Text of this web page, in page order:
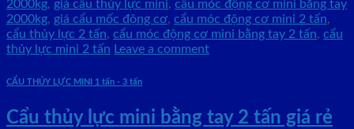
2000kg, giá cẩu thủy lực mini, cẩu móc động cơ mini bằng tay
2000kg, giá cẩu mốc động cơ, cẩu móc động cơ mini 2 tấn,
cẩu thủy lực 2 tấn, cẩu móc động cơ mini bằng tay 2 tấn, cẩu
thủy lực mini 2 tấn Leave a comment
CẨU THỦY LỰC MINI 1 tấn - 3 tấn
Cẩu thủy lực mini bằng tay 2 tấn giá rẻ